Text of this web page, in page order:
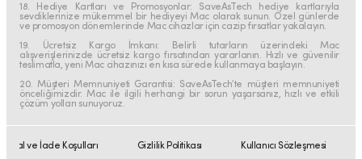
18. Hediye Kartları ve Promosyonlar: SaveAsTech hediye kartlarıyla
sevdiklerinize mükemmel bir hediyeyi Mac olarak sunun. Özel günlerde
ve promosyon dönemlerinde Mac cihazlar için cazip fırsatlar yakalayın.
19. Ücretsiz Kargo İmkanı: Belirli tutarların üzerindeki Mac
alışverişlerinizde ücretsiz kargo fırsatından yararlanın. Hızlı ve güvenilir
teslimatla, yeni Mac cihazınızı en kısa sürede kullanmaya başlayın.
20. Müşteri Memnuniyeti Garantisi: SaveAsTech’te müşteri memnuniyeti
önceliğimizdir. Mac ile ilgili herhangi bir sorun yaşarsanız, hızlı ve etkili
çözüm yolları sunuyoruz.
İptal ve İade Koşulları Gizlilik Politikası Kullanıcı Sözleşmesi